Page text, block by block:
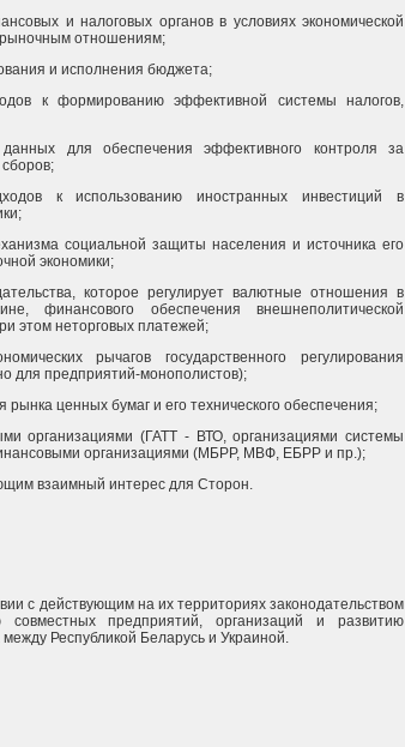
и налоговых органов в условиях экономической
рыночным отношениям;
и исполнения бюджета;
к формированию эффективной системы налогов,
для обеспечения эффективного контроля за
к использованию иностранных инвестиций в
социальной защиты населения и источника его
экономики;
которое регулирует валютные отношения в
финансового обеспечения внешнеполитической
этом неторговых платежей;
рычагов государственного регулирования
для предприятий-монополистов);
ценных бумаг и его технического обеспечения;
организациями (ГАТТ - ВТО, организациями системы
организациями (МБРР, МВФ, ЕБРР и пр.);
взаимный интерес для Сторон.
с действующим на их территориях законодательством
совместных предприятий, организаций и развитию
Республикой Беларусь и Украиной.